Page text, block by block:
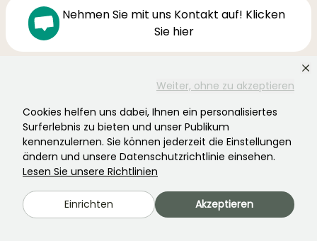
Weiter, ohne zu akzeptieren
Cookies helfen uns dabei, Ihnen ein personalisiertes
Surferlebnis zu bieten und unser Publikum
kennenzulernen. Sie können jederzeit die Einstellungen
ändern und unsere Datenschutzrichtlinie einsehen.
Lesen Sie unsere Richtlinien
Einrichten Akzeptieren
Nehmen Sie mit uns Kontakt auf! Klicken
Sie hier
Montag-Freitag 8:30-19:00
Samstag 9-16h
Ferme de la Cœuillerie
1012 rue Roger Lecerf
59840 Premesques
Frankreich
Kontaktieren Sie uns →